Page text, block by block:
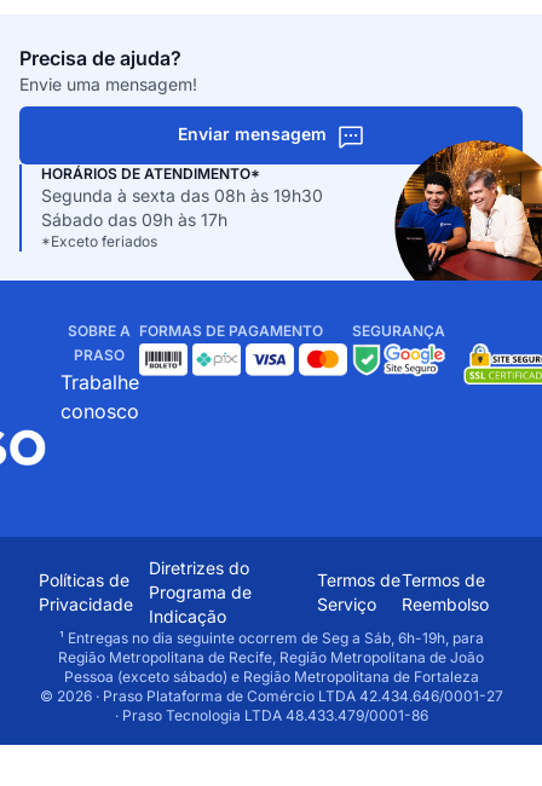
Precisa de ajuda?
Envie uma mensagem!
Enviar mensagem
HORÁRIOS DE ATENDIMENTO*
Segunda à sexta das 08h às 19h30
Sábado das 09h às 17h
*Exceto feriados
SOBRE A
PRASO
Trabalhe
conosco
FORMAS DE PAGAMENTO SEGURANÇA
Políticas de
Privacidade
Diretrizes do
Programa de
Indicação
Termos de
Serviço
Termos de
Reembolso
¹ Entregas no dia seguinte ocorrem de Seg a Sáb, 6h-19h, para
Região Metropolitana de Recife, Região Metropolitana de João
Pessoa (exceto sábado) e Região Metropolitana de Fortaleza
© 2026 · Praso Plataforma de Comércio LTDA 42.434.646/0001-27
· Praso Tecnologia LTDA 48.433.479/0001-86